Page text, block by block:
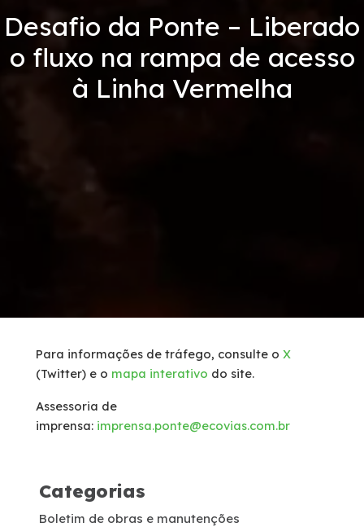
Revistas
Links Úteis
Carta ao Usuário
Notícias
Desafio da Ponte – Liberado
o fluxo na rampa de acesso
à Linha Vermelha
Para informações de tráfego, consulte o X
(Twitter) e o mapa interativo do site.
Assessoria de
imprensa: imprensa.ponte@ecovias.com.br
Categorias
Boletim de obras e manutenções